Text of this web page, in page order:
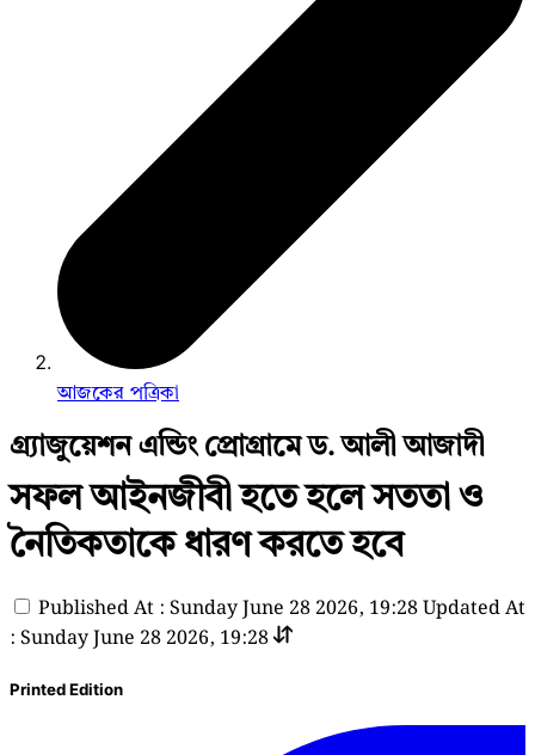
আজকের পত্রিকা
গ্র্যাজুয়েশন এন্ডিং প্রোগ্রামে ড. আলী আজাদী
সফল আইনজীবী হতে হলে সততা ও
নৈতিকতাকে ধারণ করতে হবে
Published At : Sunday June 28 2026, 19:28Updated At
: Sunday June 28 2026, 19:28
Printed Edition